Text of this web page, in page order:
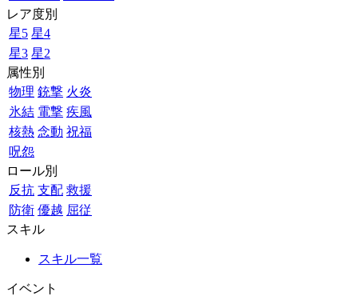
レア度別
星5 星4
星3 星2
属性別
物理 銃撃 火炎
氷結 電撃 疾風
核熱 念動 祝福
呪怨
ロール別
反抗 支配 救援
防衛 優越 屈従
スキル
スキル一覧
イベント